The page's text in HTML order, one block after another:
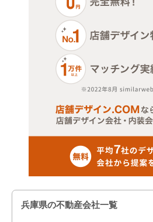
兵庫県の不動産会社一覧